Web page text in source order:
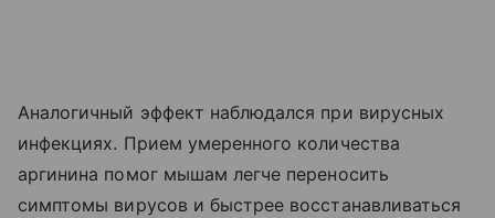
Аналогичный эффект наблюдался при вирусных
инфекциях. Прием умеренного количества
аргинина помог мышам легче переносить
симптомы вирусов и быстрее восстанавливаться